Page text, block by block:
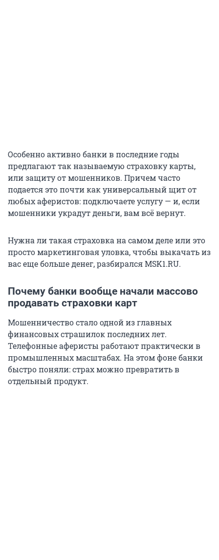
Особенно активно банки в последние годы
предлагают так называемую страховку карты,
или защиту от мошенников. Причем часто
подается это почти как универсальный щит от
любых аферистов: подключаете услугу — и, если
мошенники украдут деньги, вам всё вернут.
Нужна ли такая страховка на самом деле или это
просто маркетинговая уловка, чтобы выкачать из
вас еще больше денег, разбирался MSK1.RU.
Почему банки вообще начали массово
продавать страховки карт
Мошенничество стало одной из главных
финансовых страшилок последних лет.
Телефонные аферисты работают практически в
промышленных масштабах. На этом фоне банки
быстро поняли: страх можно превратить в
отдельный продукт.